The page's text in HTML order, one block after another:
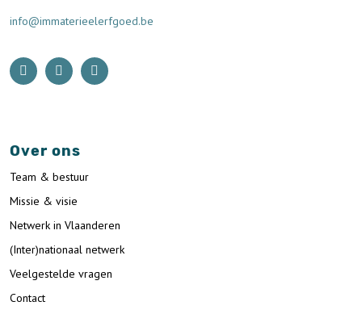
info@immaterieelerfgoed.be
Over ons
Team & bestuur
Missie & visie
Netwerk in Vlaanderen
(Inter)nationaal netwerk
Veelgestelde vragen
Contact